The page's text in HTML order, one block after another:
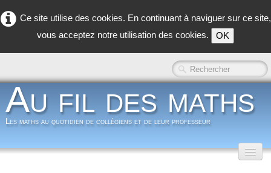
Ce site utilise des cookies. En continuant à naviguer sur ce site,
vous acceptez notre utilisation des cookies.
OK
Au fil des maths
Les maths au quotidien de collègiens et de leur professeur